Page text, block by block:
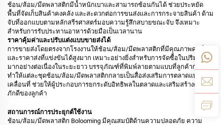
ช้อน/ส้อม/มีดพลาสติกมีน้ำหนักเบาและสามารถซ้อนกันได้ ช่วยประหยัด
พื้นที่จัดเก็บสินค้าคงคลัง และสะดวกต่อการขนส่งและการกระจายสินค้า ด้าม
จับที่ออกแบบตามหลักสรีรศาสตร์มอบความรู้สึกสบายขณะจับ จึงเหมาะ
สำหรับการรับประทานอาหารด้วยมือเป็นเวลานาน
ราคาคุ้มค่าและปรับแต่งแบบขายส่งได้
การขายส่งโดยตรงจากโรงงานให้ช้อน/ส้อม/มีดพลาสติกที่มีคุณภาพคงที่
และราคาส่งที่แข่งขันได้สูงมาก เหมาะอย่างยิ่งสำหรับการจัดซื้อในปริมาณ
มากอย่างต่อเนื่องในระยะยาว บรรจุภัณฑ์ที่พิมพ์ลายตามแบบที่ลูกค้ากำหนด
ทำให้แต่ละชุดช้อน/ส้อม/มีดพลาสติกกลายเป็นสื่อส่งเสริมการตลาดแบบ
เคลื่อนที่ ช่วยให้ผู้ประกอบการยกระดับอิทธิพลในตลาดและเสริมสร้างความ
ภักดีของลูกค้า
สถานการณ์การประยุกต์ใช้งาน
ช้อน/ส้อม/มีดพลาสติก Bolooming มีคุณสมบัติด้านความปลอดภัย ความ